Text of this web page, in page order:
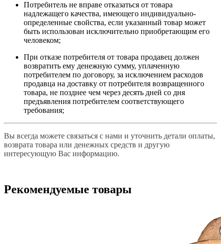
Потребитель не вправе отказаться от товара
надлежащего качества, имеющего индивидуально-
определенные свойства, если указанный товар может
быть использован исключительно приобретающим его
человеком;
При отказе потребителя от товара продавец должен
возвратить ему денежную сумму, уплаченную
потребителем по договору, за исключением расходов
продавца на доставку от потребителя возвращенного
товара, не позднее чем через десять дней со дня
предъявления потребителем соответствующего
требования;
Вы всегда можете связаться с нами и уточнить детали оплаты,
возврата товара или денежных средств и другую
интересующую Вас информацию.
Рекомендуемые товары